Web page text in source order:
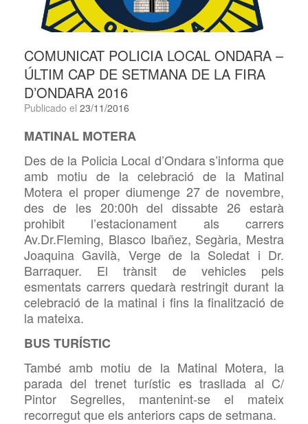
COMUNICAT POLICIA LOCAL ONDARA –
ÚLTIM CAP DE SETMANA DE LA FIRA
D’ONDARA 2016
Publicado el 23/11/2016
MATINAL MOTERA
Des de la Policia Local d’Ondara s’informa que
amb motiu de la celebració de la Matinal
Motera el proper diumenge 27 de novembre,
des de les 20:00h del dissabte 26 estarà
prohibit l’estacionament als carrers
Av.Dr.Fleming, Blasco Ibañez, Segària, Mestra
Joaquina Gavilà, Verge de la Soledat i Dr.
Barraquer. El trànsit de vehicles pels
esmentats carrers quedarà restringit durant la
celebració de la matinal i fins la finalització de
la mateixa.
BUS TURÍSTIC
També amb motiu de la Matinal Motera, la
parada del trenet turístic es trasllada al C/
Pintor Segrelles, mantenint-se el mateix
recorregut que els anteriors caps de setmana.